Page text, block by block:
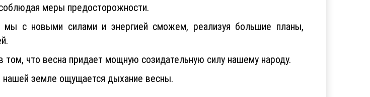
меры предосторожности.
с новыми силами и энергией сможем, реализуя большие планы,
что весна придает мощную созидательную силу нашему народу.
земле ощущается дыхание весны.